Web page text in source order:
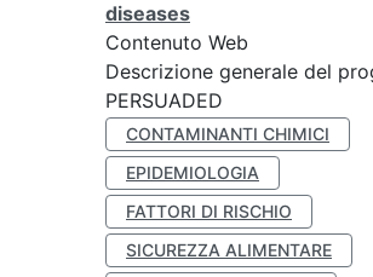
diseases
Contenuto Web
Descrizione generale del
PERSUADED
CONTAMINANTI CHIMICI
EPIDEMIOLOGIA
FATTORI DI RISCHIO
SICUREZZA ALIMENTARE